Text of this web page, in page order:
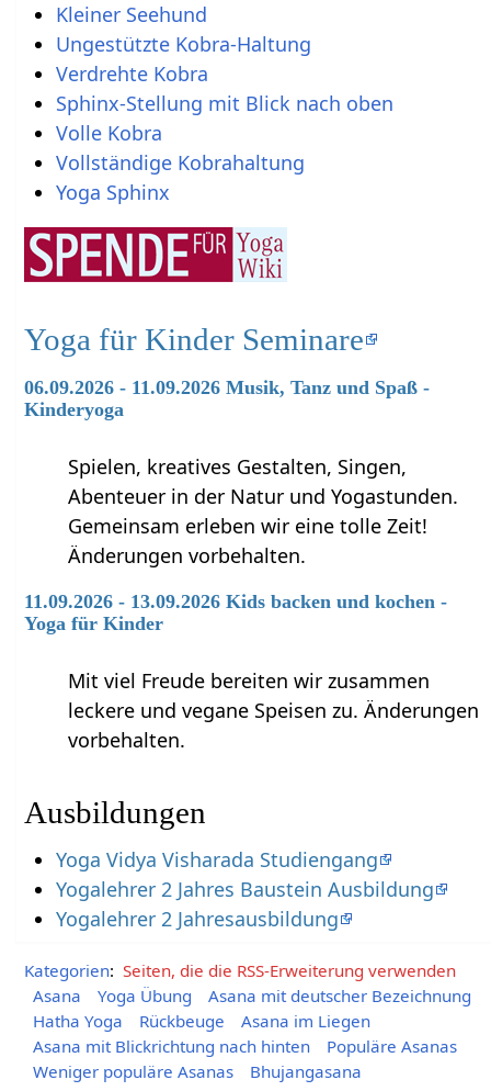
Kleiner Seehund
Ungestützte Kobra-Haltung
Verdrehte Kobra
Sphinx-Stellung mit Blick nach oben
Volle Kobra
Vollständige Kobrahaltung
Yoga Sphinx
Yoga für Kinder Seminare
06.09.2026 - 11.09.2026 Musik, Tanz und Spaß -
Kinderyoga
Spielen, kreatives Gestalten, Singen,
Abenteuer in der Natur und Yogastunden.
Gemeinsam erleben wir eine tolle Zeit!
Änderungen vorbehalten.
11.09.2026 - 13.09.2026 Kids backen und kochen -
Yoga für Kinder
Mit viel Freude bereiten wir zusammen
leckere und vegane Speisen zu. Änderungen
vorbehalten.
Ausbildungen
Yoga Vidya Visharada Studiengang
Yogalehrer 2 Jahres Baustein Ausbildung
Yogalehrer 2 Jahresausbildung
Kategorien: Seiten, die die RSS-Erweiterung verwenden
Asana
Yoga Übung
Asana mit deutscher Bezeichnung
Hatha Yoga
Rückbeuge
Asana im Liegen
Asana mit Blickrichtung nach hinten
Populäre Asanas
Weniger populäre Asanas
Bhujangasana